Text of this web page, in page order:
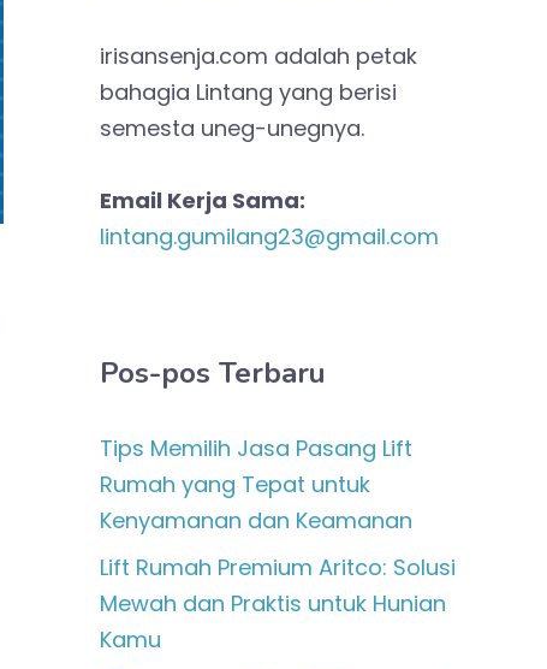
irisansenja.com adalah petak
bahagia Lintang yang berisi
semesta uneg-unegnya.
Email Kerja Sama:
lintang.gumilang23@gmail.com
Pos-pos Terbaru
Tips Memilih Jasa Pasang Lift
Rumah yang Tepat untuk
Kenyamanan dan Keamanan
Lift Rumah Premium Aritco: Solusi
Mewah dan Praktis untuk Hunian
Kamu